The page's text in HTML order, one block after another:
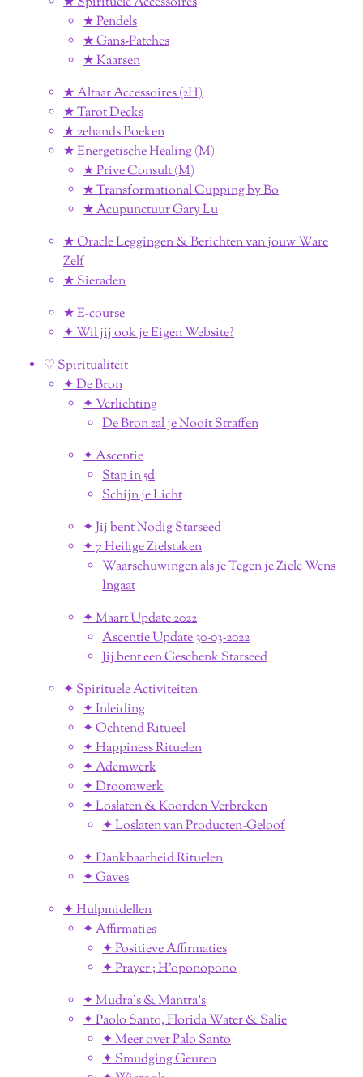
★ Pendels
★ Gans-Patches
★ Kaarsen
★ Altaar Accessoires (2H)
★ Tarot Decks
★ 2ehands Boeken
★ Energetische Healing (M)
★ Prive Consult (M)
★ Transformational Cupping by Bo
★ Acupunctuur Gary Lu
★ Oracle Leggingen & Berichten van jouw Ware
Zelf
★ Sieraden
★ E-course
✦ Wil jij ook je Eigen Website?
♡ Spiritualiteit
✦ De Bron
✦ Verlichting
De Bron zal je Nooit Straffen
✦ Ascentie
Stap in 5d
Schijn je Licht
✦ Jij bent Nodig Starseed
✦ 7 Heilige Zielstaken
Waarschuwingen als je Tegen je Ziele Wens
Ingaat
✦ Maart Update 2022
Ascentie Update 30-03-2022
Jij bent een Geschenk Starseed
✦ Spirituele Activiteiten
✦ Inleiding
✦ Ochtend Ritueel
✦ Happiness Rituelen
✦ Ademwerk
✦ Droomwerk
✦ Loslaten & Koorden Verbreken
✦ Loslaten van Producten-Geloof
✦ Dankbaarheid Rituelen
✦ Gaves
✦ Hulpmidellen
✦ Affirmaties
✦ Positieve Affirmaties
✦ Prayer ; H'oponopono
✦ Mudra's & Mantra's
✦ Paolo Santo, Florida Water & Salie
✦ Meer over Palo Santo
✦ Smudging Geuren